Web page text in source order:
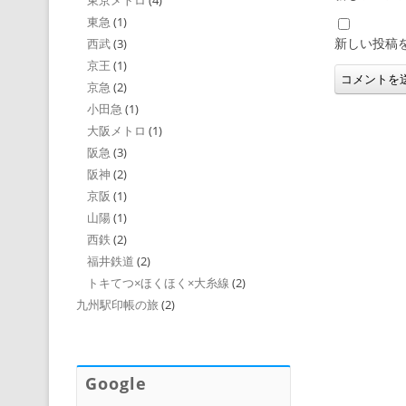
新しい投稿
東急 (1)
西武(3)
京王 (1)
京急 (2)
小田急 (1)
大阪メトロ (1)
阪急 (3)
阪神 (2)
京阪 (1)
山陽 (1)
西鉄 (2)
福井鉄道 (2)
トキてつ×ほくほく×大糸線 (2)
九州駅印帳の旅 (2)
Google